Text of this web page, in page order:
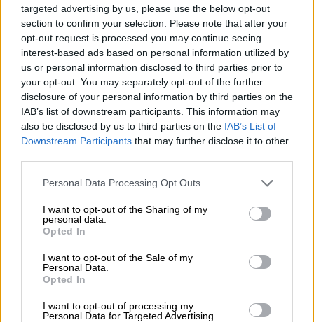
targeted advertising by us, please use the below opt-out
section to confirm your selection. Please note that after your
opt-out request is processed you may continue seeing
interest-based ads based on personal information utilized by
us or personal information disclosed to third parties prior to
your opt-out. You may separately opt-out of the further
disclosure of your personal information by third parties on the
IAB’s list of downstream participants. This information may
also be disclosed by us to third parties on the IAB’s List of
Downstream Participants that may further disclose it to other
Personal Data Processing Opt Outs
I want to opt-out of the Sharing of my
personal data.
Opted In
I want to opt-out of the Sale of my
Personal Data.
Opted In
I want to opt-out of processing my
Personal Data for Targeted Advertising.
Sanidad acuerda con las CCAA las
medidas para prevenir los
preocupantes rebrotes del Covid-19
El Consejo Interterritorial del Sistema Nacional de
Salud ha aprobado este jueves el documento que
ha preparado el Ministerio de Sanidad para que las
Comunidades Autónomas implementen medidas
de prevención y seguimiento de los rebrotes del
sido estudiado y consensuado con las
temprana en un escenario de control de la
pandemia por COVID-19” y tiene por objeto poner
en marcha medidas para las distintas situaciones
Estado de Alarma y la entrada en lo que se
denominó "nueva normalidad".
AUTOR LA HORA DIGITAL